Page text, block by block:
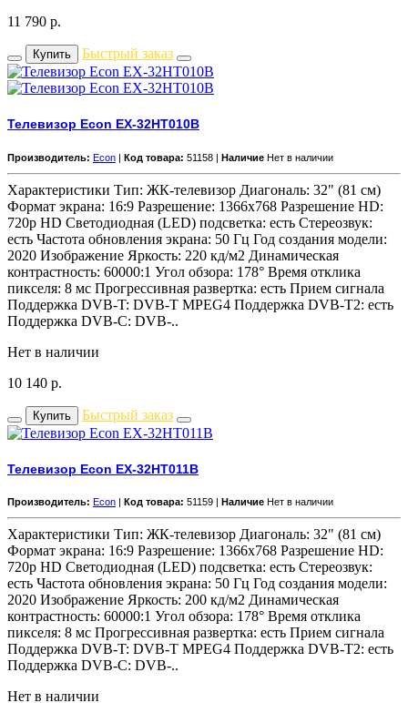
11 790 р.
Купить Быстрый заказ
Телевизор Econ EX-32HT010B
Производитель: Econ | Код товара: 51158 | Наличие Нет в наличии
Характеристики Тип: ЖК-телевизор Диагональ: 32" (81 см)
Формат экрана: 16:9 Разрешение: 1366x768 Разрешение HD:
720p HD Светодиодная (LED) подсветка: есть Стереозвук:
есть Частота обновления экрана: 50 Гц Год создания модели:
2020 Изображение Яркость: 220 кд/м2 Динамическая
контрастность: 60000:1 Угол обзора: 178° Время отклика
пикселя: 8 мс Прогрессивная развертка: есть Прием сигнала
Поддержка DVB-T: DVB-T MPEG4 Поддержка DVB-T2: есть
Поддержка DVB-C: DVB-..
Нет в наличии
10 140 р.
Купить Быстрый заказ
Телевизор Econ EX-32HT011B
Производитель: Econ Код товара: 51159 | Наличие Нет в наличии
Характеристики Тип: ЖК-телевизор Диагональ: 32" (81 см)
Формат экрана: 16:9 Разрешение: 1366x768 Разрешение HD:
720p HD Светодиодная (LED) подсветка: есть Стереозвук:
есть Частота обновления экрана: 50 Гц Год создания модели:
2020 Изображение Яркость: 200 кд/м2 Динамическая
контрастность: 60000:1 Угол обзора: 178° Время отклика
пикселя: 8 мс Прогрессивная развертка: есть Прием сигнала
Поддержка DVB-T: DVB-T MPEG4 Поддержка DVB-T2: есть
Поддержка DVB-C: DVB-..
Нет в наличии